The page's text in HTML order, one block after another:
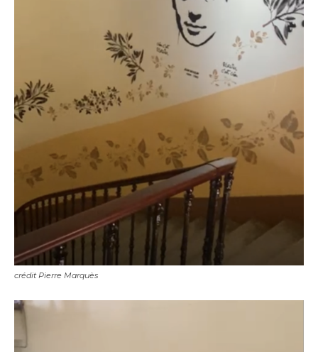
crédit Pierre Marquès